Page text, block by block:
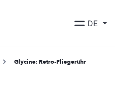
DE
Glycine: Retro-Fliegeruhr